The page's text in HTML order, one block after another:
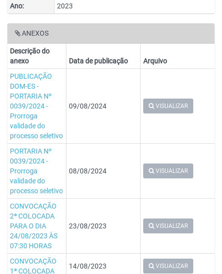
Ano: 2023
ANEXOS
Descrição do
anexo
Data de publicação
Arquivo
PUBLICAÇÃO
DOM-ES -
PORTARIA Nº
0039/2024 -
Prorroga
validade do
processo seletivo
09/08/2024 VISUALIZAR
PORTARIA Nº
0039/2024 -
Prorroga
validade do
processo seletivo
08/08/2024 VISUALIZAR
CONVOCAÇÃO
2ª COLOCADA
PARA O DIA
24/08/2023 ÀS
07:30 HORAS
23/08/2023 VISUALIZAR
CONVOCAÇÃO
1ª COLOCADA
14/08/2023 VISUALIZAR